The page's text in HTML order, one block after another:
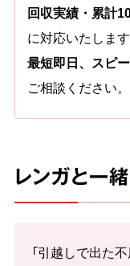
回収実績・累計
に対応いたします
最短即日、スピ
ご相談ください。
レンガと一
「引越しで出た